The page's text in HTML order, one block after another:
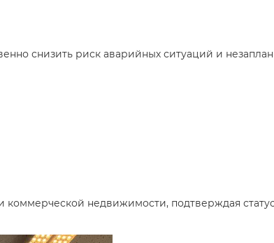
снизить риск аварийных ситуаций и
коммерческой недвижимости, подтверждая